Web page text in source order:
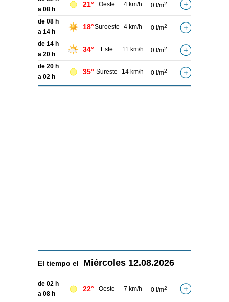
a 08 h
21° Oeste 4 km/h 0 l/m2
de 08 h
a 14 h
18°Suroeste 4 km/h 0 l/m2
de 14 h
a 20 h
34° Este 11 km/h 0 l/m2
de 20 h
a 02 h
35° Sureste 14 km/h 0 l/m2
El tiempo el Miércoles 12.08.2026
de 02 h
a 08 h
22° Oeste 7 km/h 0 l/m2